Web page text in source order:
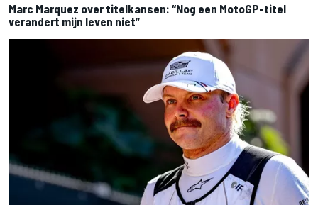
Marc Marquez over titelkansen: “Nog een MotoGP-titel
verandert mijn leven niet”